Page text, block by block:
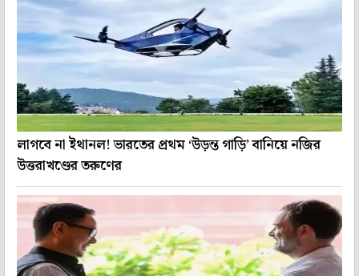
লাগবে না ইথানল! ভারতের প্রথম ‘উড়ন্ত গাড়ি’ বানিয়ে নজির
উত্তরাখণ্ডের তরুণের